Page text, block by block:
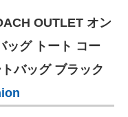
OUTLET オン
ッグ トート コー
バッグ ブラック